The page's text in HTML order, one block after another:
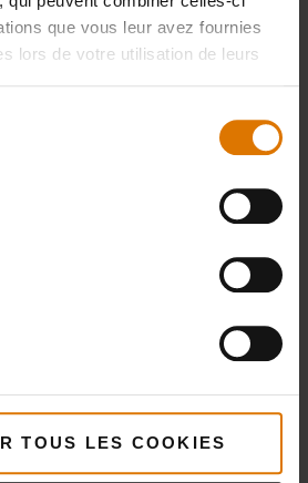
que vous leur avez fournies
lors de votre utilisation de leurs
TOUS LES COOKIES
nous